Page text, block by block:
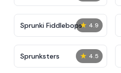
★ 4.9
Sprunki Fiddlebops
★ 4.5
Sprunksters